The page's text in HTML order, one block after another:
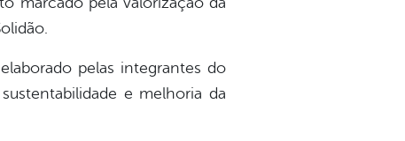
pelas integrantes do
e melhoria da